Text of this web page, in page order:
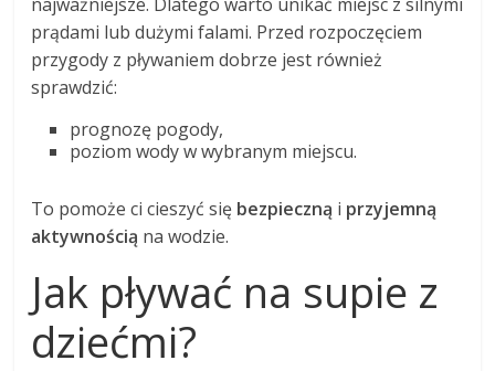
prądami lub dużymi falami. Przed rozpoczęciem
przygody z pływaniem dobrze jest również
sprawdzić:
prognozę pogody,
poziom wody w wybranym miejscu.
To pomoże ci cieszyć się bezpieczną i przyjemną
aktywnością na wodzie.
Jak pływać na supie z
dziećmi?